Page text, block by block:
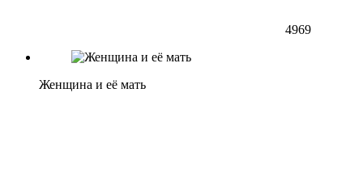
4969
Женщина и её мать